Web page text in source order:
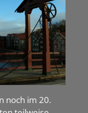
noch im 20.